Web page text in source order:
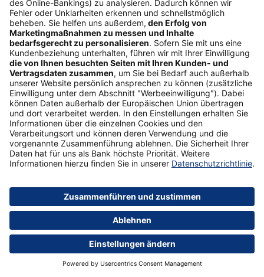
aber auch Chancen dabei bestehen.
Tipp
Betrugsprävention